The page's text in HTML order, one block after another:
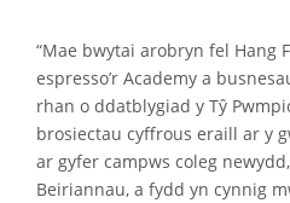
“Mae bwytai arobryn fel Hang
espresso’r Academy a
rhan o ddatblygiad y Tŷ
brosiectau cyffrous eraill ar y
ar gyfer campws coleg
Beiriannau, a fydd yn cynnig